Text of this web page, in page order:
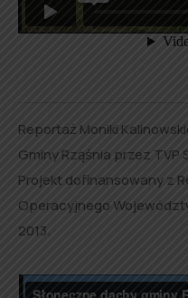
Reportaż Moniki
Gminy Rząśnia przez TVP
Projekt dofinansowany z
Operacyjnego
2013.